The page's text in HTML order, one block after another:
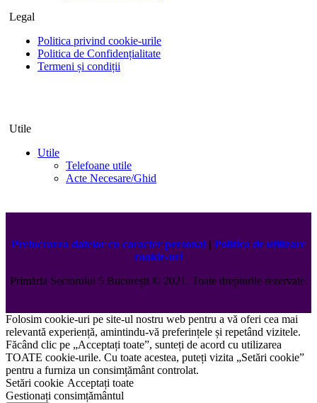
Legal
Politica privind cookie-urile
Politica de Confidențialitate
Termeni și condiții
Utile
Utile
Telefoane utile
Acte Necesare/Ghid
Prelucrarea datelor cu caracter personal | Politica de utilizare
cookie-uri
Primăria Sectorului 5 București ©️2021. Toate drepturile rezervate.
Folosim cookie-uri pe site-ul nostru web pentru a vă oferi cea mai
relevantă experiență, amintindu-vă preferințele și repetând vizitele.
Făcând clic pe „Acceptați toate”, sunteți de acord cu utilizarea
TOATE cookie-urile. Cu toate acestea, puteți vizita „Setări cookie”
pentru a furniza un consimțământ controlat.
Setări cookie Acceptați toate
Gestionați consimțământul